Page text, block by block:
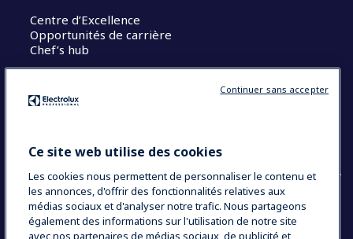
Centre d’Excellence
Opportunités de carrière
Chef’s hub
COUNTRY AND LANGUAGE
Ce site web utilise des cookies
Les cookies nous permettent de personnaliser le contenu et
les annonces, d'offrir des fonctionnalités relatives aux
médias sociaux et d'analyser notre trafic. Nous partageons
également des informations sur l'utilisation de notre site
avec nos partenaires de médias sociaux, de publicité et
Continuer sans accepter